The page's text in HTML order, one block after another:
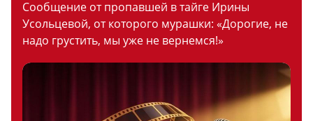
Сообщение от пропавшей в тайге Ирины
Усольцевой, от которого мурашки: «Дорогие, не
надо грустить, мы уже не вернемся!»